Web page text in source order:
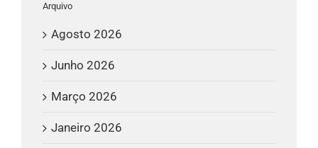
Arquivo
Agosto 2026
Junho 2026
Março 2026
Janeiro 2026